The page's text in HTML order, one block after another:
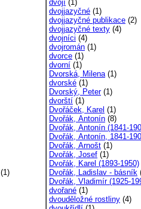
(1)
dvojí (1)
dvojjazyčné (1)
dvojjazyčné publikace (2)
dvojjazyčné texty (4)
dvojníci (4)
dvojromán (1)
dvorce (1)
dvorní (1)
Dvorská, Milena(1)
dvorské (1)
Dvorský, Peter(1)
dvorští (1)
Dvořáček, Karel (1)
Dvořák, Antonín (8)
Dvořák, Antonín (1841-
Dvořák, Antonín, 1841-
Dvořák, Arnošt (1)
Dvořák, Josef (1)
Dvořák, Karel (1893-1950)
Dvořák, Ladislav - básník
Dvořák, Vladimír (1925-
dvořané (1)
dvouděložné rostliny (4)